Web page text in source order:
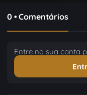
0 • Comentários
Entre na sua conta